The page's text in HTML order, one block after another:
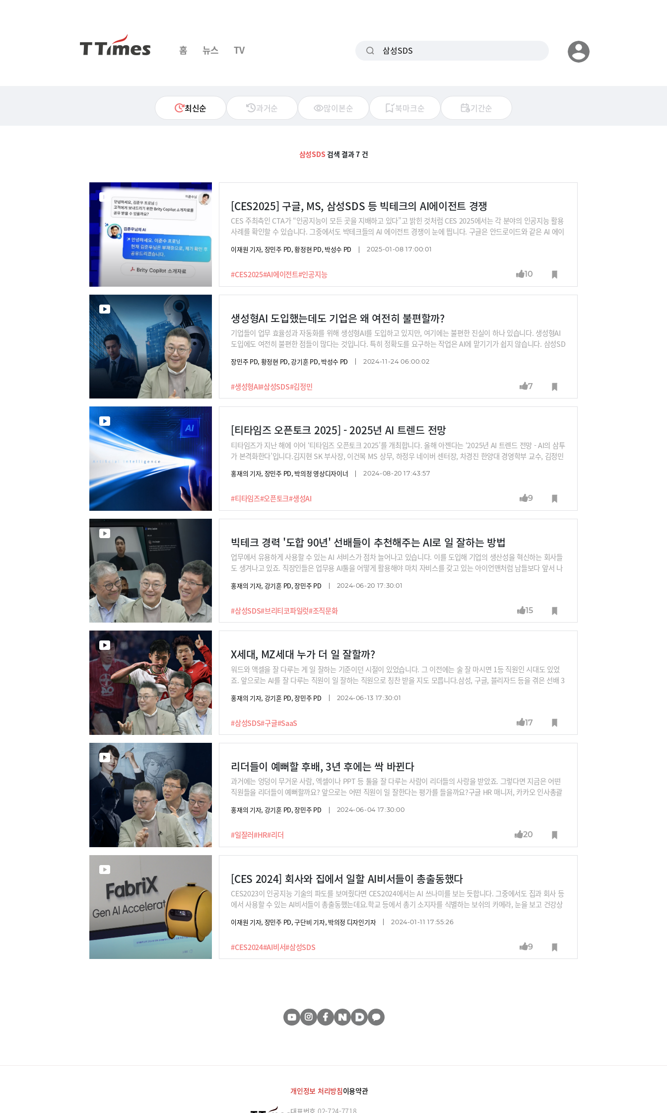
홈 뉴스 TV
최신순 과거순 많이본순 북마크순 기간순
삼성SDS 검색 결과 7 건
[CES2025] 구글, MS, 삼성SDS 등 빅테크의 AI에이전트 경쟁
#CES2025#AI에이전트#인공지능
CES 주최측인 CTA가 “인공지능이 모든 곳을 지배하고 있다”고 밝힌 것처럼 CES 2025에서는 각 분야의 인공지능 활용
사례를 확인할 수 있습니다. 그중에서도 박테크들의 AI 에이전트 경쟁이 눈에 띕니다. 구글은 안드로이드와 같은 AI 에이
수 있습니다. 특히 삼성SDS의 업무용 AI 에이전트가 큰 주목을 받았습니다. 클라우드 기반의 생성형 AI 서비스 플랫폼
폼’까지 관람객들의 큰 관심을 끌었는데요. 하나씩 살펴보도록 하겠습니다.
이재원 기자, 장민주 PD, 황정현 PD, 박성수 PD 2025-01-08 17:00:01
10
생성형AI 도입했는데도 기업은 왜 여전히 불편할까?
#생성형AI#삼성SDS#김정민
기업들이 업무 효율성과 자동화를 위해 생성형AI를 도입하고 있지만, 여기에는 불편한 진실이 하나 있습니다. 생성형AI
도입에도 여전히 불편한 점들이 많다는 것입니다. 특히 정확도를 요구하는 작업은 AI에 맡기기가 쉽지 않습니다. 삼성SD
는 노력도 중요하지만 자동화 프로세스를 설계하는 데 있어서는 사람의 개입이 반드시 고려되어야 한다”고 강조합니다.
장민주 PD, 황정현 PD, 강기훈 PD, 박성수 PD 2024-11-24 06:00:02
7
[티타임즈 오픈토크 2025] - 2025년 AI 트렌드 전망
#티타임즈#오픈토크#생성AI
티타임즈가 지난 해에 이어 ‘티타임즈 오픈토크 2025’를 개최합니다. 올해 아젠다는 ‘2025년 AI 트렌드 전망 - AI의 삼투
가 본격화한다’입니다.김지현 SK 부사장, 이건복 MS 상무, 하정우 네이버 센터장, 차경진 한양대 경영학부 교수, 김정민
종천, 신동형 팀장, 오순영 전 KB AI센터장, 국내 대표적인 진화학자 장대익 가천대 창업대학장, 황성현 전 카카오 인사
을 세우는 데 큰 도움이 될 것이라고 기대합니다. 많은 참여 부탁드립니다.□ 장소 : 코엑스 컨퍼런스룸 402호 (서울 강남
구 영동대로 513)□ 인원 : 170명 (선착순 등록으로 조기 마감될 수 있습니다)□ 신청 : https://event-us.kr/m/8961
8/20733□ 참가
홍재의 기자, 장민주 PD, 박의정 영상디자이너 2024-08-20 17:43:57
9
빅테크 경력 '도합 90년' 선배들이 추천해주는 AI로 일 잘하는 방법
#삼성SDS#브리티코파일럿#조직문화
업무에서 유용하게 사용할 수 있는 AI 서비스가 점차 늘어나고 있습니다. 이를 도입해 기업의 생산성을 혁신하는 회사들
도 생겨나고 있죠. 직장인들은 업무용 AI툴을 어떻게 활용해야 마치 자비스를 갖고 있는 아이언맨처럼 남들보다 앞서 나
하는 방법 그리고 앞으로 AI에 일자리를 빼앗기지 않을 노하우 말이죠.
홍재의 기자, 강기훈 PD, 장민주 PD 2024-06-20 17:30:01
15
X세대, MZ세대 누가 더 일 잘할까?
#삼성SDS#구글#SaaS
워드와 액셀을 잘 다루는 게 일 잘하는 기준이던 시절이 있었습니다. 그 이전에는 술 잘 마시면 1등 직원인 시대도 있었
죠. 앞으로는 AI를 잘 다루는 직원이 일 잘하는 직원으로 칭찬 받을 지도 모릅니다.삼성, 구글, 블리자드 등을 겪은 선배 3
잘러'는 어느 쪽인지 알아봅니다.
홍재의 기자, 강기훈 PD, 장민주 PD 2024-06-13 17:30:01
17
리더들이 예뻐할 후배, 3년 후에는 싹 바뀐다
#일잘러#HR#리더
과거에는 엉덩이 무거운 사람, 엑셀이나 PPT 등 툴을 잘 다루는 사람이 리더들의 사랑을 받았죠. 그렇다면 지금은 어떤
직원들을 리더들이 예뻐할까요? 앞으로는 어떤 직원이 일 잘한다는 평가를 들을까요?구글 HR 매니저, 카카오 인사총괄
일자러들은 어떤 사람들일까요? 중요한 것은 3~5년 뒷면 일잘러 기준이 싹 바뀔 거라는 것입니다.
홍재의 기자, 강기훈 PD, 장민주 PD 2024-06-04 17:30:00
20
[CES 2024] 회사와 집에서 일할 AI비서들이 총출동했다
#CES2024#AI비서#삼성SDS
CES2023이 인공지능 기술의 파도를 보여줬다면 CES2024에서는 AI 쓰나미를 보는 듯합니다. 그중에서도 집과 회사 등
에서 사용할 수 있는 AI비서들이 총출동했는데요.학교 등에서 총기 소지자를 식별하는 보쉬의 카메라, 눈을 보고 건강상
루션 등이 큰 주목을 받았습니다. 특히 삼성SDS의 솔루션은 이제 기업들의 관심이 LLM(초거대언어모델)을 어떻게 도입
이재원 기자, 장민주 PD, 구단비 기자, 박의정 디자인기자 2024-01-11 17:55:26
9
개인정보 처리방침이용약관